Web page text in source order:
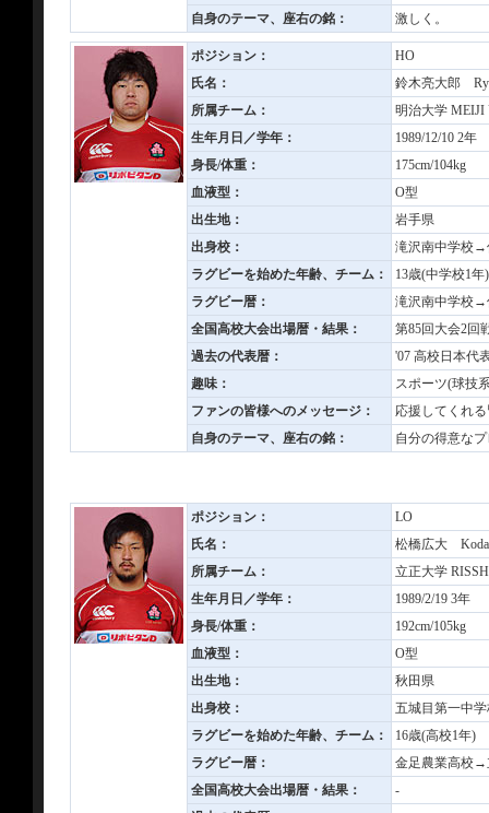
自身のテーマ、座右の銘：
激しく。
ポジション：
HO
氏名：
鈴木亮大郎
所属チーム：
明治大学 MEIJI
生年月日／学年：
1989/12/10 2年
身長/体重：
175cm/104kg
血液型：
O型
出生地：
岩手県
出身校：
滝沢南中学校
ラグビーを始めた年齢、チーム：
13歳(中学校1
ラグビー暦：
滝沢南中学校
全国高校大会出場暦・結果：
第85回大会2回
過去の代表暦：
'07 高校日本代
趣味：
スポーツ(球技
ファンの皆様へのメッセージ：
応援してくれ
自身のテーマ、座右の銘：
自分の得意な
ポジション：
LO
氏名：
松橋広大
所属チーム：
立正大学
生年月日／学年：
1989/2/19 3年
身長/体重：
192cm/105kg
血液型：
O型
出生地：
秋田県
出身校：
五城目第一中
ラグビーを始めた年齢、チーム：
16歳(高校1年)
ラグビー暦：
金足農業高校→
全国高校大会出場暦・結果：
-